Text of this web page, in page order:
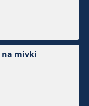
na mivki